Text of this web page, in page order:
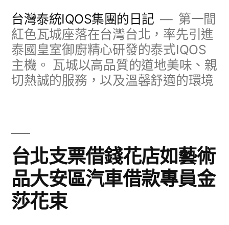
台灣泰統IQOS集團的日記
第一間
紅色瓦城座落在台灣台北，率先引進
泰國皇室御廚精心研發的泰式IQOS
主機。 瓦城以高品質的道地美味、親
切熱誠的服務，以及溫馨舒適的環境
台北支票借錢花店如藝術
品大安區汽車借款專員金
莎花束